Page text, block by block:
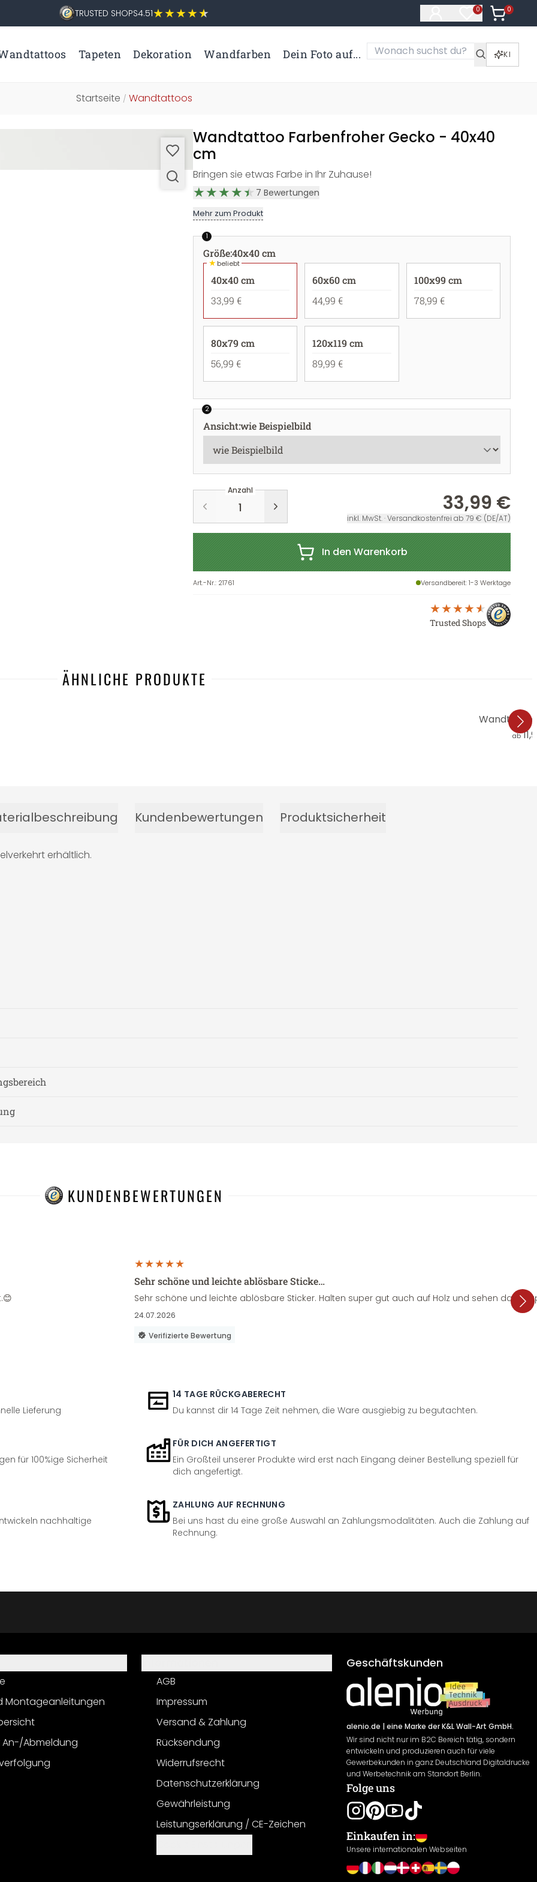
TRUSTED SHOPS4.51 0
Artikel im
0
Artikel
Tapeten Dekoration Wandfarben Dein Foto auf... KI
Startseite / Wandtattoos
Wandtattoo Farbenfroher Gecko - 40x40
cm
Bringen sie etwas Farbe in Ihr Zuhause!
7 Bewertungen
Mehr zum Produkt
1
Größe:40x40 cm
★beliebt
40x40 cm
33,99 €
60x60 cm
44,99 €
100x99 cm
78,99 €
80x79 cm
56,99 €
120x119 cm
89,99 €
2
Ansicht:wie Beispielbild
Anzahl
33,99 €
inkl. MwSt. · Versandkostenfrei ab 79 € (DE/AT)
In den Warenkorb
Art.-Nr.: 21761 Versandbereit: 1-3 Werktage
Trusted Shops
ÄHNLICHE PRODUKTE
ab
Kundenbewertungen Produktsicherheit
erhältlich.
KUNDENBEWERTUNGEN
Sehr schöne und leichte ablösbare Sticke…
Sehr schöne und leichte ablösbare Sticker. Halten super gut auch auf Holz und sehen dazu
24.07.2026
Verifizierte Bewertung
Lieferung
14 TAGE RÜCKGABERECHT
Du kannst dir 14 Tage Zeit nehmen, die Ware ausgiebig zu begutachten.
für 100%ige Sicherheit
FÜR DICH ANGEFERTIGT
Ein Großteil unserer Produkte wird erst nach Eingang deiner Bestellung speziell für
dich angefertigt.
nachhaltige
ZAHLUNG AUF RECHNUNG
Bei uns hast du eine große Auswahl an Zahlungsmodalitäten. Auch die Zahlung auf
Rechnung.
Montageanleitungen
An-/Abmeldung
AGB
Impressum
Versand & Zahlung
Rücksendung
Widerrufsrecht
Datenschutzerklärung
Gewährleistung
Leistungserklärung / CE-Zeichen
Geschäftskunden
alenio.de | eine Marke der K&L Wall-Art GmbH.
Wir sind nicht nur im B2C Bereich tätig, sondern
entwickeln und produzieren auch für viele
Gewerbekunden in ganz Deutschland Digitaldrucke
und Werbetechnik am Standort Berlin.
Folge uns
Einkaufen in:
Unsere internationalen Webseiten